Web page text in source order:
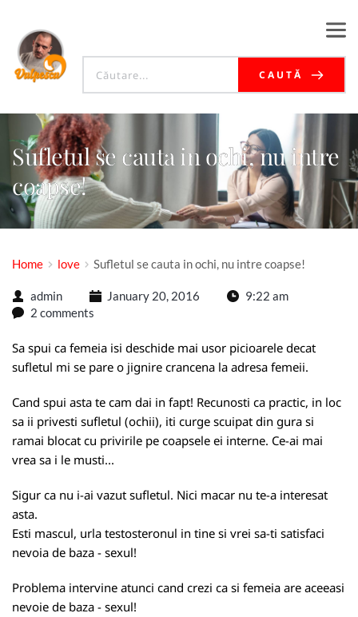
CAUTĂ
Sufletul se cauta in ochi, nu intre
coapse!
Home love Sufletul se cauta in ochi, nu intre coapse!
admin January 20, 2016
9:22 am
2 comments
Sa spui ca femeia isi deschide mai usor picioarele decat
sufletul mi se pare o jignire crancena la adresa femeii.
Cand spui asta te cam dai in fapt! Recunosti ca practic, in loc
sa ii privesti sufletul (ochii), iti curge scuipat din gura si
ramai blocat cu privirile pe coapsele ei interne. Ce-ai mai
vrea sa i le musti...
Sigur ca nu i-ai vazut sufletul. Nici macar nu te-a interesat
asta.
Esti mascul, urla testosteronul in tine si vrei sa-ti satisfaci
nevoia de baza - sexul!
Problema intervine atunci cand crezi ca si femeia are aceeasi
nevoie de baza - sexul!